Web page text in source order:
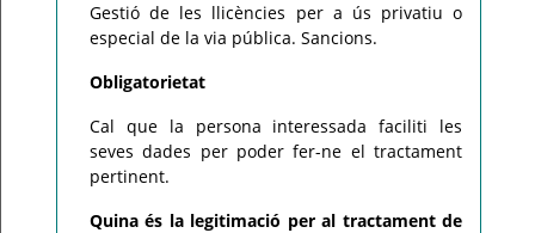
Gestió de les llicències per a ús privatiu o
especial de la via pública. Sancions.
Obligatorietat
Cal que la persona interessada faciliti les
seves dades per poder fer-ne el tractament
pertinent.
Quina és la legitimació per al tractament de